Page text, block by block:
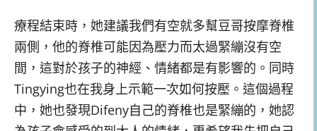
療程結束時，她建議我們有空就多幫豆哥按摩脊椎
兩側，他的脊椎可能因為壓力而太過緊繃沒有空
間，這對於孩子的神經、情緒都是有影響的。同時
Tingying也在我身上示範一次如何按壓。這個過程
中，她也發現Difeny自己的脊椎也是緊繃的，她認